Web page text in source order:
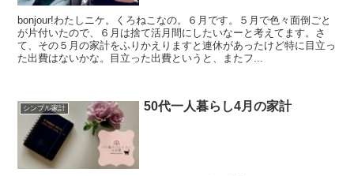
bonjour!わたしニケ。くろねこなの。６月です。５月で色々面倒ごと
が片付いたので、６月は捨て活月間にしたいなーと考えてます。さ
て、その５月の家計をふりかえりますと連休があったけど特に目立っ
た出費はないかな。目立った出費というと、またフ...
シンプル家計 50代一人暮らし4月の家計